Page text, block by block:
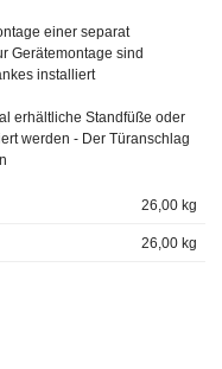
einer separat
Gerätemontage sind
installiert
erhältliche Standfüße oder
werden - Der Türanschlag
26,00 kg
26,00 kg